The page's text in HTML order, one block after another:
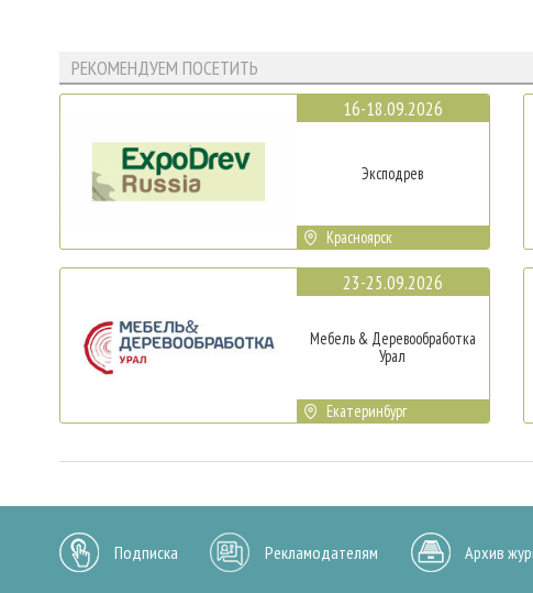
РЕКОМЕНДУЕМ ПОСЕТИТЬ
16-18.09.2026
Эксподрев
Красноярск
23-25.09.2026
Мебель & Деревообработка
Урал
Екатеринбург
Подписка Рекламодателям Архив